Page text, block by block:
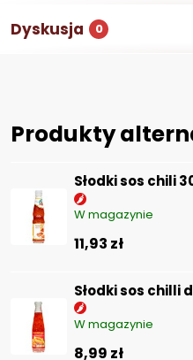
Dyskusja 0
Produkty
Słodki sos chili
W magazynie
11,93 zł
Słodki sos chilli
W magazynie
8,99 zł